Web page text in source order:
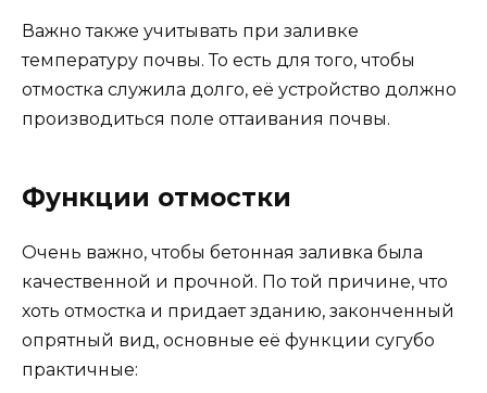
Важно также учитывать при заливке
температуру почвы. То есть для того, чтобы
отмостка служила долго, её устройство должно
производиться поле оттаивания почвы.
Функции отмостки
Очень важно, чтобы бетонная заливка была
качественной и прочной. По той причине, что
хоть отмостка и придает зданию, законченный
опрятный вид, основные её функции сугубо
практичные: